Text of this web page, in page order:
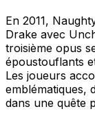
En 2011,
Drake avec
troisième opus
époustouflants
Les joueurs
emblématiques,
dans une quête